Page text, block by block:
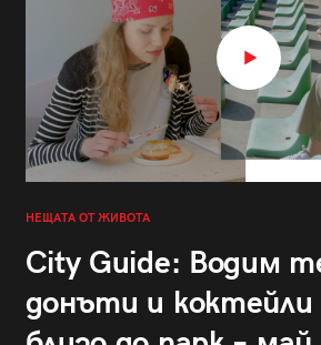
НЕЩАТА ОТ ЖИВОТА
City Guide: Водим
донъти и коктейли